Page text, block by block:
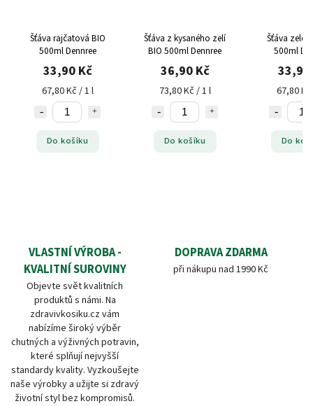
Šťáva rajčatová BIO
500ml Dennree
33,90 Kč
67,80 Kč / 1 l
Do košíku
Šťáva z kysaného zelí
BIO 500ml Dennree
36,90 Kč
73,80 Kč / 1 l
Do košíku
Šťáva
500ml
33,90
67,80
Do
VLASTNÍ VÝROBA -
KVALITNÍ SUROVINY
Objevte svět kvalitních
produktů s námi. Na
zdravivkosiku.cz vám
nabízíme široký výběr
chutných a výživných potravin,
které splňují nejvyšší
standardy kvality. Vyzkoušejte
naše výrobky a užijte si zdravý
životní styl bez kompromisů.
DOPRAVA ZDARMA
při nákupu nad 1990 Kč